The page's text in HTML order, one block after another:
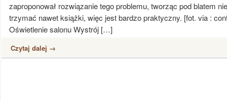
zaproponował rozwiązanie tego problemu, tworząc pod blatem
trzymać nawet książki, więc jest bardzo praktyczny. [fot. via :
Oświetlenie salonu Wystrój […]
Czytaj dalej →